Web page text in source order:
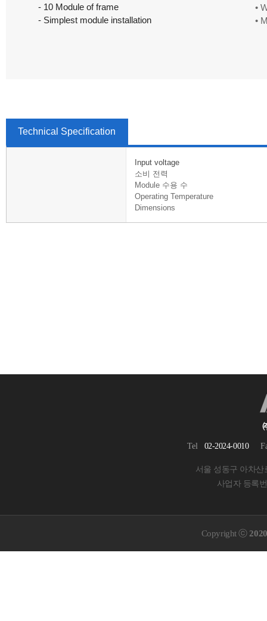
- 10 Module of frame
- Simplest module installation
•
•
Technical Specification
Input voltage
소비 전력
Module 수용 수
Operating Temperature
Dimensions
Tel 02-2024-0010
서울 성동구 아차산
사업자 등록
Copyright ⓒ